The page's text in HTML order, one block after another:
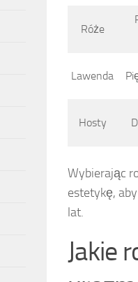
Róże
Lawenda
Hosty
Wybierając
estetykę,
lat.
Jakie